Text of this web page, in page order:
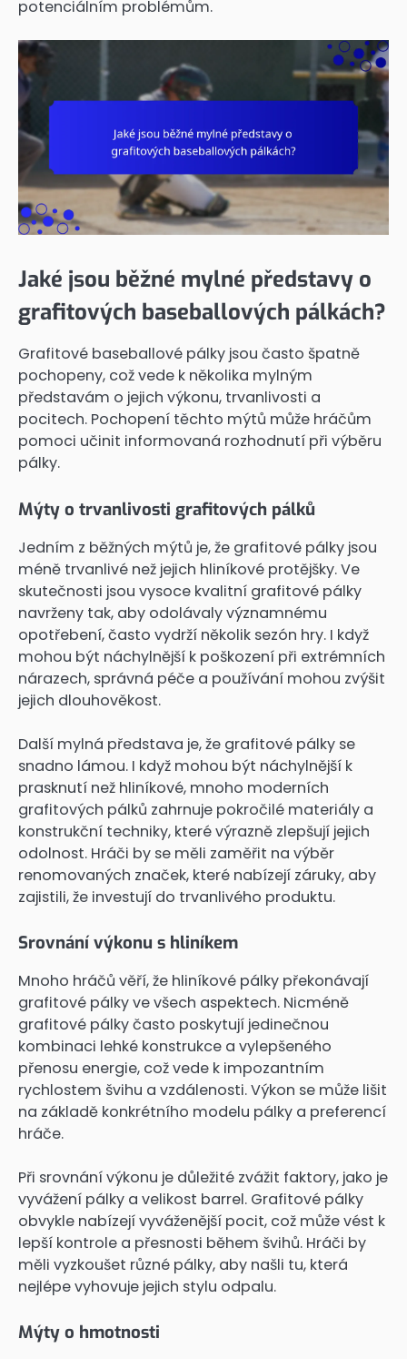
potenciálním problémům.
Jaké jsou běžné mylné představy o
grafitových baseballových pálkách?
Grafitové baseballové pálky jsou často špatně
pochopeny, což vede k několika mylným
představám o jejich výkonu, trvanlivosti a
pocitech. Pochopení těchto mýtů může hráčům
pomoci učinit informovaná rozhodnutí při výběru
pálky.
Mýty o trvanlivosti grafitových pálků
Jedním z běžných mýtů je, že grafitové pálky jsou
méně trvanlivé než jejich hliníkové protějšky. Ve
skutečnosti jsou vysoce kvalitní grafitové pálky
navrženy tak, aby odolávaly významnému
opotřebení, často vydrží několik sezón hry. I když
mohou být náchylnější k poškození při extrémních
nárazech, správná péče a používání mohou zvýšit
jejich dlouhověkost.
Další mylná představa je, že grafitové pálky se
snadno lámou. I když mohou být náchylnější k
prasknutí než hliníkové, mnoho moderních
grafitových pálků zahrnuje pokročilé materiály a
konstrukční techniky, které výrazně zlepšují jejich
odolnost. Hráči by se měli zaměřit na výběr
renomovaných značek, které nabízejí záruky, aby
zajistili, že investují do trvanlivého produktu.
Srovnání výkonu s hliníkem
Mnoho hráčů věří, že hliníkové pálky překonávají
grafitové pálky ve všech aspektech. Nicméně
grafitové pálky často poskytují jedinečnou
kombinaci lehké konstrukce a vylepšeného
přenosu energie, což vede k impozantním
rychlostem švihu a vzdálenosti. Výkon se může lišit
na základě konkrétního modelu pálky a preferencí
hráče.
Při srovnání výkonu je důležité zvážit faktory, jako je
vyvážení pálky a velikost barrel. Grafitové pálky
obvykle nabízejí vyváženější pocit, což může vést k
lepší kontrole a přesnosti během švihů. Hráči by
měli vyzkoušet různé pálky, aby našli tu, která
nejlépe vyhovuje jejich stylu odpalu.
Mýty o hmotnosti